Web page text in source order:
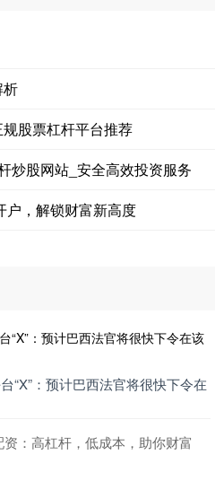
析
股票杠杆平台推荐
炒股网站_安全高效投资服务
户，解锁财富新高度
“X”：预计巴西法官将很快下令在
：高杠杆，低成本，助你财富